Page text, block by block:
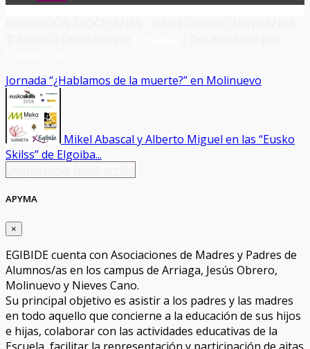
Jornada “¿Hablamos de la muerte?” en Molinuevo
Mikel Abascal y Alberto Miguel en las “Eusko
Skilss” de Elgoiba...
APYMA
×
EGIBIDE cuenta con Asociaciones de Madres y Padres de
Alumnos/as en los campus de Arriaga, Jesús Obrero,
Molinuevo y Nieves Cano.
Su principal objetivo es asistir a los padres y las madres
en todo aquello que concierne a la educación de sus hijos
e hijas, colaborar con las actividades educativas de la